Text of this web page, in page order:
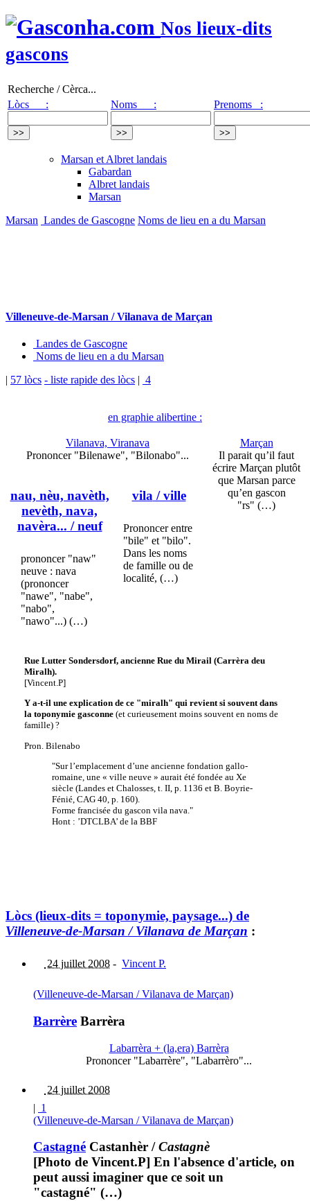
Nos lieux-dits
gascons
Recherche / Cèrca...
Lòcs :
Noms : Prenoms :
Marsan et Albret landais
Gabardan
Albret landais
Marsan
Marsan Landes de Gascogne Noms de lieu en a du Marsan
Villeneuve-de-Marsan / Vilanava de Marçan
Landes de Gascogne
Noms de lieu en a du Marsan
| 57 lòcs - liste rapide des lòcs | 4
en graphie alibertine :
Vilanava, Viranava
Prononcer "Bilenawe", "Bilonabo"...
nau, nèu, navèth,
nevèth, nava,
navèra... / neuf
prononcer "naw"
neuve : nava
(prononcer
"nawe", "nabe",
"nabo",
"nawo"...) (…)
vila / ville
Prononcer entre
"bile" et "bilo".
Dans les noms
de famille ou de
localité, (…)
Marçan
Il parait qu’il faut
écrire Marçan plutôt
que Marsan parce
qu’en gascon
"rs" (…)
Rue Lutter Sondersdorf, ancienne Rue du Mirail (Carrèra deu
Miralh).
[Vincent.P]
Y a-t-il une explication de ce "miralh" qui revient si souvent dans
la toponymie gasconne(et curieusement moins souvent en noms de
famille) ?
Pron. Bilenabo
"Sur l’emplacement d’une ancienne fondation gallo-
romaine, une « ville neuve » aurait été fondée au Xe
siècle (Landes et Chalosses, t. II, p. 1136 et B. Boyrie-
Fénié, CAG 40, p. 160).
Forme francisée du gascon vila nava."
Hont : ’DTCLBA’ de la BBF
Lòcs (lieux-dits = toponymie, paysage...) de
Villeneuve-de-Marsan / Vilanava de Marçan :
24 juillet 2008 - Vincent P.
(Villeneuve-de-Marsan / Vilanava de Marçan)
Barrère Barrèra
Labarrèra + (la,era) Barrèra
Prononcer "Labarrère", "Labarrèro"...
24 juillet 2008
| 1
(Villeneuve-de-Marsan / Vilanava de Marçan)
Castagné Castanhèr /Castagnè
[Photo de Vincent.P] En l'absence d'article, on
peut aussi imaginer que ce soit un
"castagné" (…)